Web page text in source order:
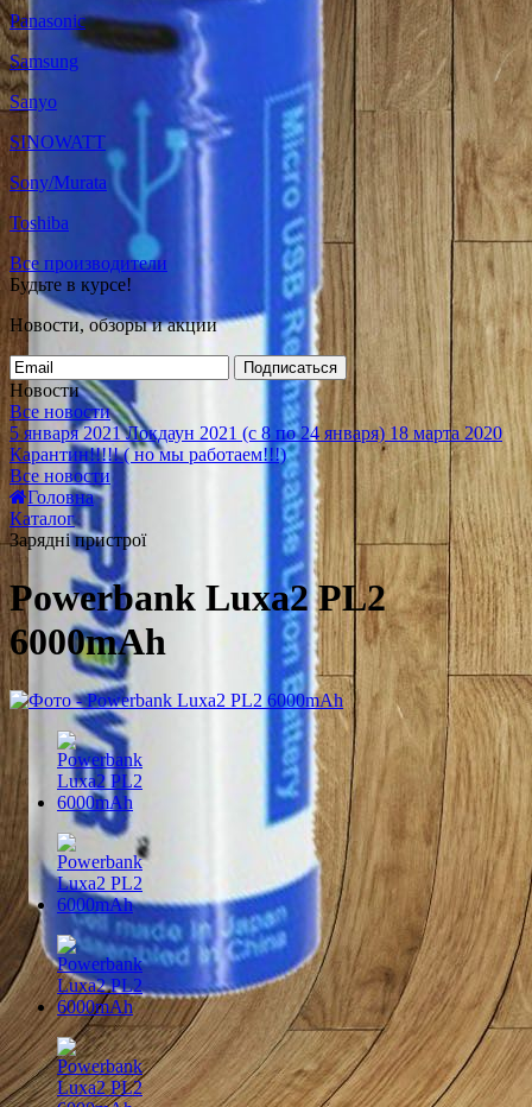
Panasonic
Samsung
Sanyo
SINOWATT
Sony/Murata
Toshiba
Все производители
Будьте в курсе!
Новости, обзоры и акции
Подписаться
Новости
Все новости
5 января 2021 Локдаун 2021 (с 8 по 24 января) 18 марта 2020
Карантин!!!!! ( но мы работаем!!!)
Все новости
Головна
Каталог
Зарядні пристрої
Powerbank Luxa2 PL2
6000mAh